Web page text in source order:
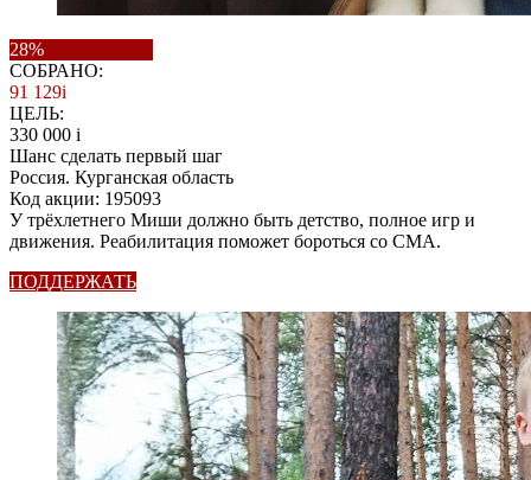
28%
СОБРАНО:
91 129i
ЦЕЛЬ:
330 000 i
Шанс сделать первый шаг
Россия. Курганская область
Код акции: 195093
У трёхлетнего Миши должно быть детство, полное игр и
движения. Реабилитация поможет бороться со СМА.
ПОДДЕРЖАТЬ